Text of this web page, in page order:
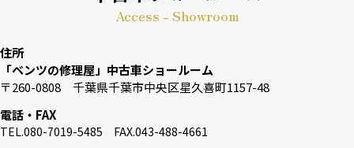
Access - Showroom
住所
「ベンツの修理屋」中古車ショールーム
〒260-0808 千葉県千葉市中央区星久喜町1157-48
電話・FAX
TEL.080-7019-5485 FAX.043-488-4661